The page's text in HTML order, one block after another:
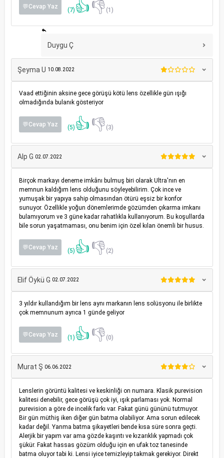
💬Cevap Yaz (7) 👍👎(1)
Duygu Ç
Şeyma U 10.08.2022
Vaad ettiğinin aksine gece görüşü kötü lens özellikle gün ışığı
olmadığında bulanık gösteriyor
💬Cevap Yaz (5) 👍👎(3)
Alp G 02.07.2022
Birçok markayı deneme imkânı bulmuş biri olarak Ultra'nın en
memnun kaldığım lens olduğunu söyleyebilirim. Çok ince ve
yumuşak bir yapıya sahip olmasından ötürü eşsiz bir konfor
sunuyor. Özellikle yoğun dönemlerimde gözümden çıkarma imkanı
bulamıyorum ve 3 güne kadar rahatlıkla kullanıyorum. Bu koşullarda
bile sorun yaşatmaması, onu benim için özel kılan önemli bir husus.
💬Cevap Yaz (5) 👍👎(2)
Elif Öykü G 02.07.2022
3 yıldır kullandığım bir lens aynı markanın lens solüsyonu ile birlikte
çok memnunum ayrıca 1 günde geliyor
💬Cevap Yaz (1) 👍👎(0)
Murat Ş 06.06.2022
Lenslerin görüntü kalitesi ve keskinliği on numara. Klasik purevision
kalitesi denebilir, gece görüşü çok iyi, ışık parlaması yok. Normal
purevision a göre de incelik farkı var. Fakat günü gününü tutmuyor.
Bir gün müthiş iken diğer gün batma olabiliyor. Ama sorun edilecek
kadar değil. Yanma batma şikayetleri bende kısa süre sonra geçti.
Alerjik bir yapım var ama gözde kaşıntı ve kızarıklık yapmadı çok
şükür. Fakat hassas gözüm olduğu için en ufak toz tanesinde
batma oluyor tabi ki. Lensi iyice temizleyip takmak gerekiyor. Direkt